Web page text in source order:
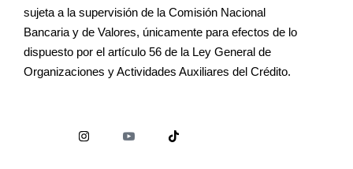
sujeta a la supervisión de la Comisión Nacional
Bancaria y de Valores, únicamente para efectos de lo
dispuesto por el artículo 56 de la Ley General de
Organizaciones y Actividades Auxiliares del Crédito.